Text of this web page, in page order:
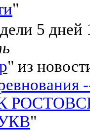
"
5
" из
УКВ"